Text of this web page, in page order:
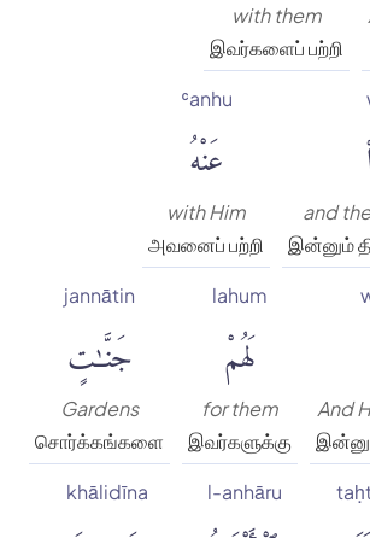
with them
இவர்களைப் பற்றி
and
இன்னும்
ʿanhu
عَنْهُ
with Him
அவனைப் பற்றி
And
lahum
لَهُمْ
for them
இவர்களுக்கு
jannātin
جَنَّٰتٍ
Gardens
சொர்க்கங்களை
l-anhāru
khālidīna